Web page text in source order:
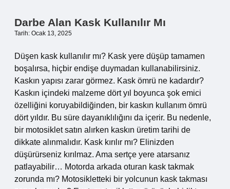
Darbe Alan Kask Kullanılır Mı
Tarih: Ocak 13, 2025
Düşen kask kullanılır mı? Kask yere düşüp tamamen
boşalırsa, hiçbir endişe duymadan kullanabilirsiniz.
Kaskın yapısı zarar görmez. Kask ömrü ne kadardır?
Kaskın içindeki malzeme dört yıl boyunca şok emici
özelliğini koruyabildiğinden, bir kaskın kullanım ömrü
dört yıldır. Bu süre dayanıklılığını da içerir. Bu nedenle,
bir motosiklet satın alırken kaskın üretim tarihi de
dikkate alınmalıdır. Kask kırılır mı? Elinizden
düşürürseniz kırılmaz. Ama sertçe yere atarsanız
patlayabilir… Motorda arkada oturan kask takmak
zorunda mı? Motosikletteki bir yolcunun kask takması